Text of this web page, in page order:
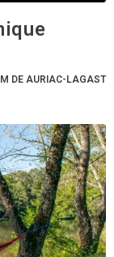
DE AURIAC-LAGAST